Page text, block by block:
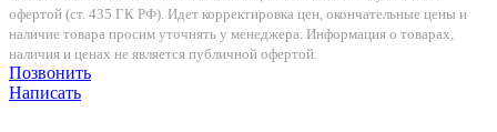
офертой (ст. 435 ГК РФ). Идет корректировка цен, окончательные цены и
наличие товара просим уточнять у менеджера. Информация о товарах,
наличия и ценах не является публичной офертой.
Позвонить
Написать